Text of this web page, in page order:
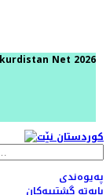
Net 2026
پەیوەندی
بابەتە گشتییەکان